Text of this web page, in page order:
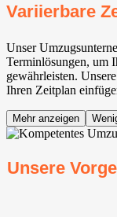
Variierbare
Unser
Terminlösungen, um
gewährleisten.
Ihren Zeitplan
Mehr anzeigen
Unsere